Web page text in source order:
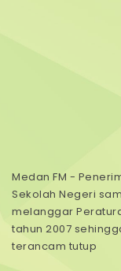
Medan FM -
Sekolah Negeri
melanggar
tahun 2007
terancam tutup